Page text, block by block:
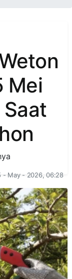
Mei
- May - 2026, 06:28